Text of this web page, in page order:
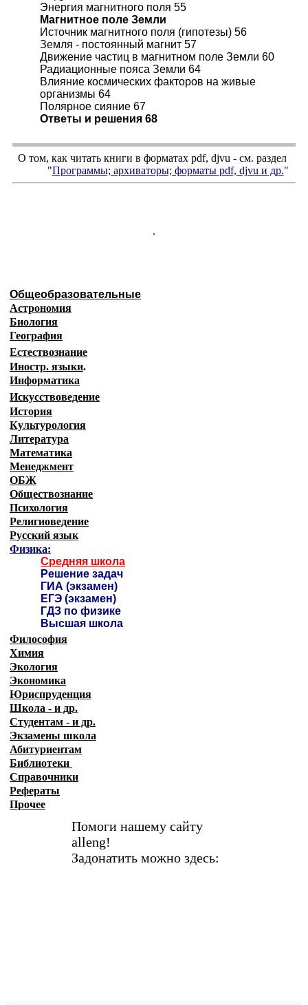
Энергия магнитного поля 55
Магнитное поле Земли
Источник магнитного поля (гипотезы) 56
Земля - постоянный магнит 57
Движение частиц в магнитном поле Земли 60
Радиационные пояса Земли 64
Влияние космических факторов на живые
организмы 64
Полярное сияние 67
Ответы и решения 68
О том, как читать книги в форматах pdf, djvu - см. раздел
"Программы; архиваторы; форматы pdf, djvu и др."
.
Общеобразовательные
Астрономия
Биология
География
Естествознание
Иностр. языки.
Информатика
Искусствоведение
История
Культурология
Литература
Математика
Менеджмент
ОБЖ
Обществознание
Психология
Религиоведение
Русский язык
Физика:
Средняя школа
Решение задач
ГИА (экзамен)
ЕГЭ (экзамен)
ГДЗ по физике
Высшая школа
Философия
Химия
Экология
Экономика
Юриспруденция
Школа - и др.
Студентам - и др.
Экзамены школа
Абитуриентам
Библиотеки
Справочники
Рефераты
Прочее
Помоги нашему сайту
alleng!
Задонатить можно здесь: